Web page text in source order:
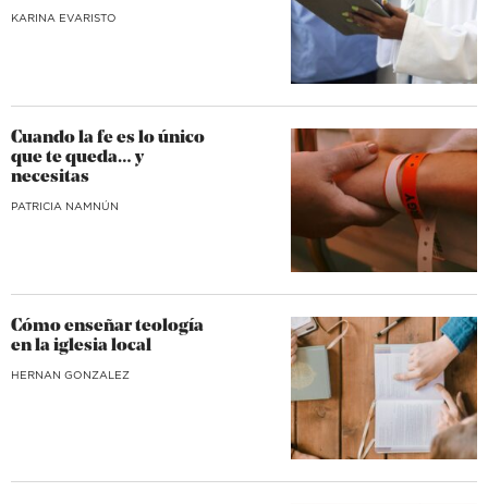
KARINA EVARISTO
Cuando la fe es lo único
que te queda… y
necesitas
​PATRICIA NAMNÚN
Cómo enseñar teología
en la iglesia local
HERNAN GONZALEZ